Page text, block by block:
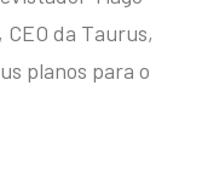
da Taurus,
planos para o